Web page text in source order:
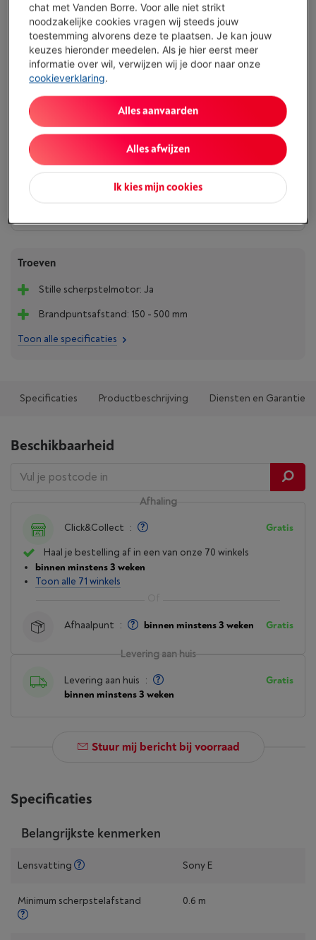
Representatief voorbeeld : KREDIETOPENING VAN ONBEPAALDE DUUR van
1.500,00 EUR aan een JAARLIJKS KOSTENPERCENTAGE van 14,5 % waarvan
0,02% maandelijkse kaartkosten van het geleende kapitaal (VARIABELE
debetrentevoet van 14,23%), en een debetrentevoet van 6,24%.
Binnen minstens 3 weken
€ 1.499,00
Of 24 betalingen van € 66,63 -Meer info
Debetrentevoet 6,24%, Kredietkost € 100,12
Koop nu
Troeven
Stille scherpstelmotor: Ja
Brandpuntsafstand: 150 - 500 mm
Toon alle specificaties
Specificaties Productbeschrijving Diensten en Garantie
Beschikbaarheid
Levering aan huis
Levering aan huis :
binnen minstens 3 weken
Gratis
Afhaling
Click&Collect : Gratis
Haal je bestelling af in een van onze 70 winkels
binnen minstens 3 weken
Toon alle 71 winkels
Afhaalpunt : binnen minstens 3 weken Gratis
Stuur mij bericht bij voorraad
Specificaties
Belangrijkste kenmerken
Lensvatting Sony E
Minimum scherpstelafstand 0.6 m
chat met Vanden Borre. Voor alle niet strikt
noodzakelijke cookies vragen wij steeds jouw
toestemming alvorens deze te plaatsen. Je kan jouw
keuzes hieronder meedelen. Als je hier eerst meer
informatie over wil, verwijzen wij je door naar onze
cookieverklaring.
Ik kies mijn cookies
Alles afwijzen
Alles aanvaarden